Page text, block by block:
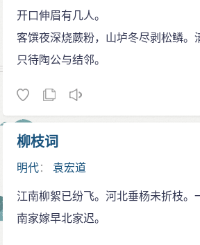
开口伸眉有几人。
客馔夜深烧蕨粉，山垆冬尽剥松鳞。
只待陶公与结邻。
柳枝词
明代：袁宏道
江南柳絮已纷飞。河北垂杨未折枝。
南家嫁早北家迟。